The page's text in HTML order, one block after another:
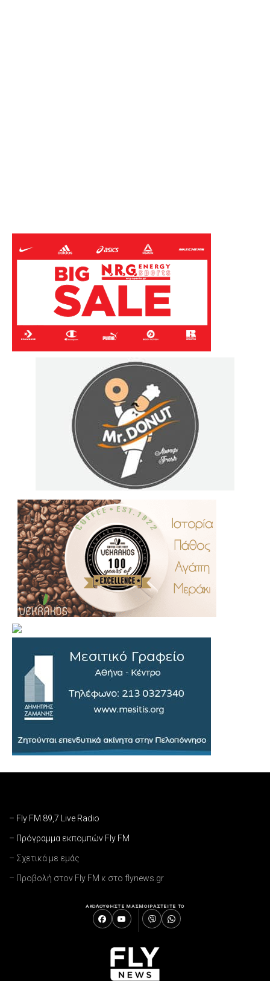
– Fly FM 89,7 Live Radio
– Πρόγραμμα εκπομπών Fly FM
– Σχετικά με εμάς
– Προβολή στον Fly FM κ στο flynews.gr
ΑΚΟΛΟΥΘΗΣΤΕ ΜΑΣΜΟΙΡΑΣΤΕΙΤΕ ΤΟ